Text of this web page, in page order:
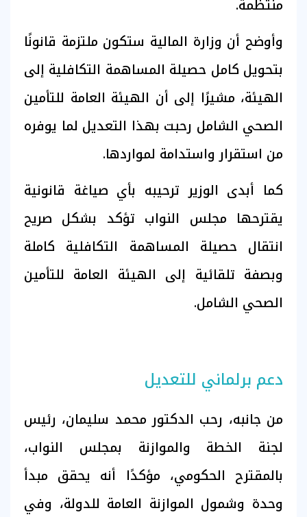
منتظمة.
وأوضح أن وزارة المالية ستكون ملتزمة قانونًا
بتحويل كامل حصيلة المساهمة التكافلية إلى
الهيئة، مشيرًا إلى أن الهيئة العامة للتأمين
الصحي الشامل رحبت بهذا التعديل لما يوفره
من استقرار واستدامة لمواردها.
كما أبدى الوزير ترحيبه بأي صياغة قانونية
يقترحها مجلس النواب تؤكد بشكل صريح
انتقال حصيلة المساهمة التكافلية كاملة
وبصفة تلقائية إلى الهيئة العامة للتأمين
الصحي الشامل.
دعم برلماني للتعديل
من جانبه، رحب الدكتور محمد سليمان، رئيس
لجنة الخطة والموازنة بمجلس النواب،
بالمقترح الحكومي، مؤكدًا أنه يحقق مبدأ
وحدة وشمول الموازنة العامة للدولة، وفي